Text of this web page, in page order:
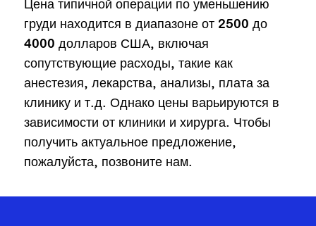
Цена типичной операции по уменьшению
груди находится в диапазоне от 2500 до
4000 долларов США, включая
сопутствующие расходы, такие как
анестезия, лекарства, анализы, плата за
клинику и т.д. Однако цены варьируются в
зависимости от клиники и хирурга. Чтобы
получить актуальное предложение,
пожалуйста, позвоните нам.